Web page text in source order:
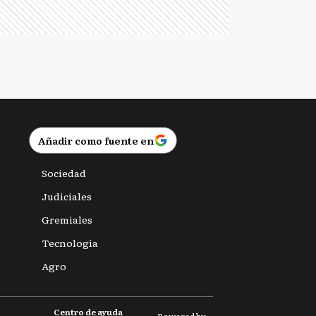
Añadir como fuente en
Sociedad
Judiciales
Gremiales
Tecnología
Agro
Centro de ayuda